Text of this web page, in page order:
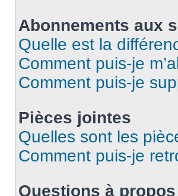
Abonnements aux
Quelle est la
Comment puis-je
Comment puis-je
Pièces jointes
Quelles sont les
Comment puis-je
Questions à